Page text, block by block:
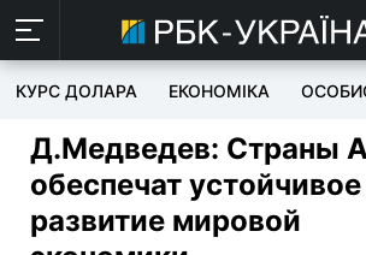
КУРС ДОЛАРА ЕКОНОМІКА
Д.Медведев: Страны
обеспечат устойчивое
развитие мировой